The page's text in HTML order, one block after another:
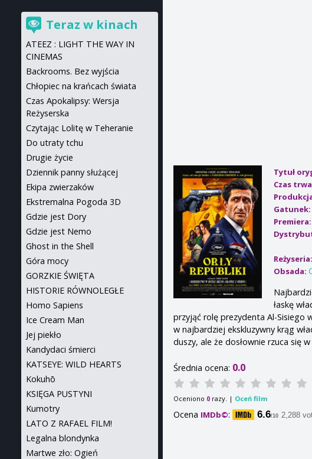
Tytuł
Czas
Premiera:
Reżyseria:
Obsada:
łaskę
przyjąć rolę prezydenta Al-Sisiego
w najbardziej ekskluzywny krąg
duszy, ale że dosłownie rzuca się
Średnia ocena: 0.0
Oceniono 0 razy. | Oceń film
Ocena IMDb©: 6.6/10 2,288
Teraz w kinach
ATEEZ : LIGHT THE WAY IN
CINEMAS
Backrooms. Bez wyjścia
Chłopiec na krańcach świata
Czas Apokalipsy: Wersja
Reżyserska
Czytając Lolitę w Teheranie
Do utraty tchu
Drugie życie
Dziennik panny służącej
Ekipa zwierzaków
Ekstremalna Pogoda 3D
Gdzie jest Dory
Gdzie jest Nemo
Ghost in the Shell
Góra mocy
GORZKIE ŚWIĘTA
HISTORIE RÓWNOLEGŁE
Homo Sapiens
Ice Cream Man
Jej piekło
Kandydaci śmierci
KATSEYE: WILD HEARTS
Kokuhō
KSIĘGA PUSTYNI
Kumotry
LATO Z RAFAEL FILM!
Legalna blondynka
Martwe zło: Ogień